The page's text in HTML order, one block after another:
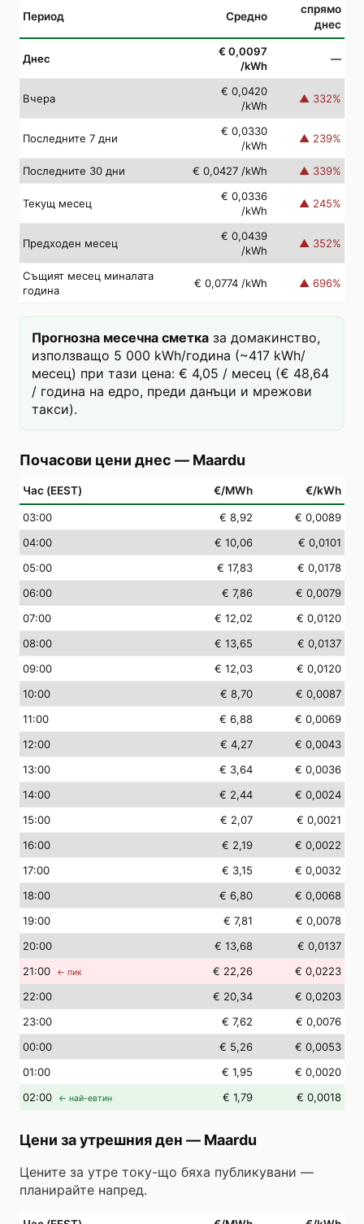
Период Средно
спрямо
днес
Днес
€ 0,0097
/kWh
—
Вчера
€ 0,0420
/kWh
▲ 332%
Последните 7 дни
€ 0,0330
/kWh
▲ 239%
Последните 30 дни € 0,0427 /kWh ▲ 339%
Текущ месец
€ 0,0336
/kWh
▲ 245%
Предходен месец
€ 0,0439
/kWh
▲ 352%
Същият месец миналата
година
€ 0,0774 /kWh ▲ 696%
Прогнозна месечна сметка за домакинство,
използващо 5 000 kWh/година (~417 kWh/
месец) при тази цена: € 4,05 / месец (€ 48,64
/ година на едро, преди данъци и мрежови
такси).
Почасови цени днес — Maardu
Час (EEST) €/MWh €/kWh
03:00 € 8,92
€ 0,0089
04:00 € 10,06
€ 0,0101
05:00 € 17,83
€ 0,0178
06:00 € 7,86
€ 0,0079
07:00 € 12,02
€ 0,0120
08:00 € 13,65
€ 0,0137
09:00 € 12,03
€ 0,0120
10:00 € 8,70
€ 0,0087
11:00 € 6,88
€ 0,0069
12:00 € 4,27
€ 0,0043
13:00 € 3,64
€ 0,0036
14:00 € 2,44
€ 0,0024
15:00 € 2,07
€ 0,0021
16:00 € 2,19
€ 0,0022
17:00 € 3,15
€ 0,0032
18:00 € 6,80
€ 0,0068
19:00 € 7,81
€ 0,0078
20:00 € 13,68
€ 0,0137
21:00 ← пик € 22,26
€ 0,0223
22:00 € 20,34
€ 0,0203
23:00 € 7,62
€ 0,0076
00:00 € 5,26
€ 0,0053
01:00 € 1,95
€ 0,0020
02:00 ← най-евтин € 1,79 € 0,0018
Цени за утрешния ден — Maardu
Цените за утре току-що бяха публикувани —
планирайте напред.